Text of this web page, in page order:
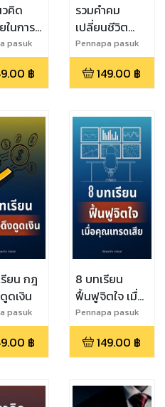
คิด
นการ
pasuk
฿
รวมคำคม
เปลี่ยนชีวิต
พิชิตความ
สำเร็จ
Pennapa pasuk
149.00 ฿
ยน กฎ
ดเงิน
pasuk
฿
8 บทเรียน
ฟื้นฟูจิตใจ เมื่อ
คุณเทรดเสีย
Pennapa pasuk
149.00 ฿